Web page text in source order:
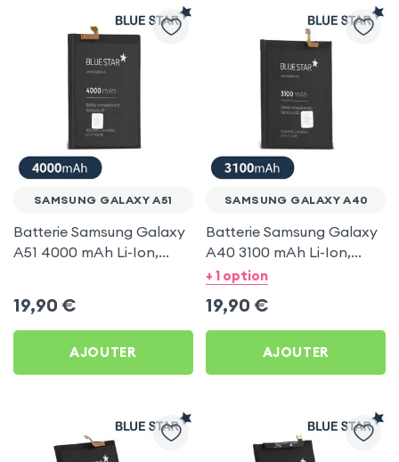
SAMSUNG GALAXY A51
Batterie Samsung Galaxy
A51 4000 mAh Li-Ion,
19,90 €
AJOUTER
SAMSUNG GALAXY A40
Batterie Samsung Galaxy
A40 3100 mAh Li-Ion,
100% Compatible Blue
+ 1 option
19,90 €
AJOUTER